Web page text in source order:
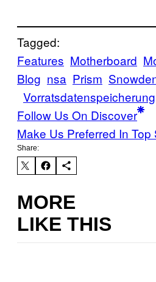
Tagged:
Features Motherboard
Blog nsa Prism
Vorratsdatenspeicherung
Follow Us On Discover
Make Us Preferred In Top
Share:
MORE
LIKE THIS